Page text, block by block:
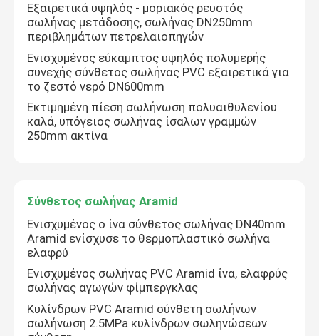
Εξαιρετικά υψηλός - μοριακός ρευστός
σωλήνας μετάδοσης, σωλήνας DN250mm
περιβλημάτων πετρελαιοπηγών
Ενισχυμένος εύκαμπτος υψηλός πολυμερής
συνεχής σύνθετος σωλήνας PVC εξαιρετικά για
το ζεστό νερό DN600mm
Εκτιμημένη πίεση σωλήνωση πολυαιθυλενίου
καλά, υπόγειος σωλήνας ίσαλων γραμμών
250mm ακτίνα
Σύνθετος σωλήνας Aramid
Ενισχυμένος ο ίνα σύνθετος σωλήνας DN40mm
Aramid ενίσχυσε το θερμοπλαστικό σωλήνα
ελαφρύ
Ενισχυμένος σωλήνας PVC Aramid ίνα, ελαφρύς
σωλήνας αγωγών φίμπεργκλας
Κυλίνδρων PVC Aramid σύνθετη σωλήνων
σωλήνωση 2.5MPa κυλίνδρων σωληνώσεων